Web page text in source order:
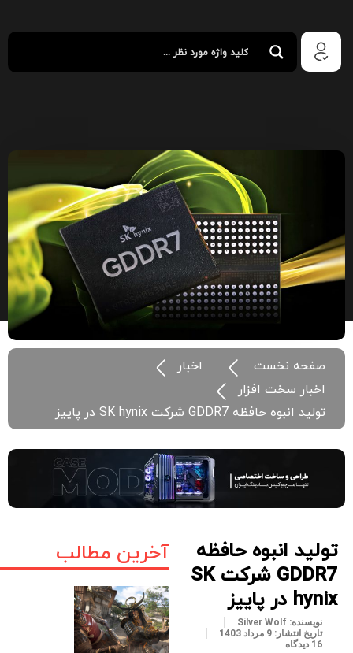
صفحه نخست
اخبار
اخبار سخت افزار
تولید انبوه حافظه GDDR7 شرکت SK hynix در پاییز
آخرین مطالب
تولید انبوه حافظه
GDDR7 شرکت SK
hynix در پاییز
نویسنده: Silver Wolf
تاریخ انتشار: 9 مرداد 1403
16 دیدگاه